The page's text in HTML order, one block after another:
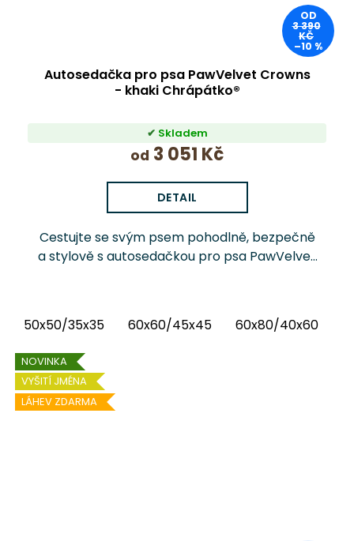
OD
3 390
KČ
–10 %
Autosedačka pro psa PawVelvet Crowns
- khaki Chrápátko®
Skladem
od 3 051 Kč
DETAIL
Cestujte se svým psem pohodlně, bezpečně
a stylově s autosedačkou pro psa PawVelvet
látku...
50x50/35x35 60x60/45x45 60x80/40x60
NOVINKA
VYŠITÍ JMÉNA
LÁHEV ZDARMA